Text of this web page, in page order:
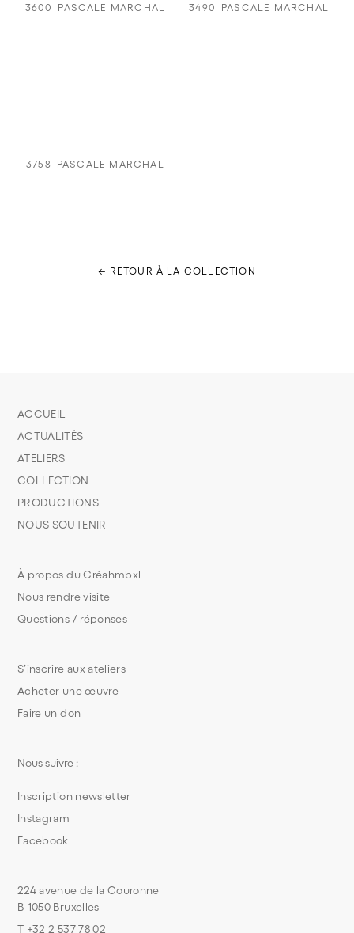
3600 PASCALE MARCHAL 3490 PASCALE MARCHAL
3758 PASCALE MARCHAL
← RETOUR À LA COLLECTION
S’inscrire aux ateliers
Acheter une œuvre
Faire un don
À propos du Créahmbxl
Nous rendre visite
Questions / réponses
ACCUEIL
ACTUALITÉS
ATELIERS
COLLECTION
PRODUCTIONS
NOUS SOUTENIR
224 avenue de la Couronne
B-1050 Bruxelles
T +32 2 537 78 02
Nous suivre :
Inscription newsletter
Instagram
Facebook